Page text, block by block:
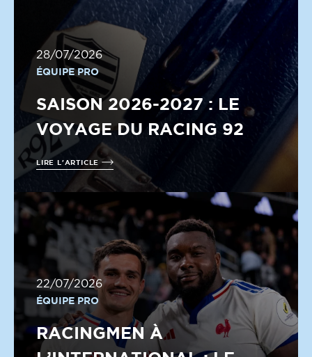
28/07/2026
ÉQUIPE PRO
SAISON 2026-2027 : LE
VOYAGE DU RACING 92
LIRE L'ARTICLE
22/07/2026
ÉQUIPE PRO
RACINGMEN À